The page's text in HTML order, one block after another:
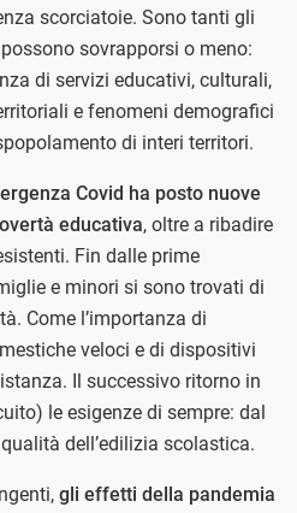
scorciatoie. Sono tanti gli
sovrapporsi o meno:
di servizi educativi, culturali,
e fenomeni demografici
di interi territori.
Covid ha posto nuove
educativa, oltre a ribadire
Fin dalle prime
e minori si sono trovati di
Come l’importanza di
veloci e di dispositivi
Il successivo ritorno in
le esigenze di sempre: dal
dell’edilizia scolastica.
gli effetti della pandemia